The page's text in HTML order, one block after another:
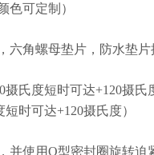
色可定制）
六角螺母垫片，防水垫
摄氏度短时可达+120摄氏
短时可达+120摄氏度）
并使用O型密封圈旋转迫